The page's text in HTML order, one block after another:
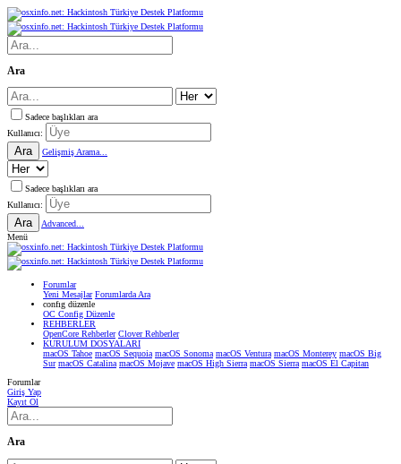
Ara
Sadece başlıkları ara
Kullanıcı:
Ara Gelişmiş Arama...
Sadece başlıkları ara
Kullanıcı:
Ara
Advanced...
Menü
Forumlar
Yeni Mesajlar Forumlarda Ara
confıg düzenle
OC Config Düzenle
REHBERLER
OpenCore Rehberler Clover Rehberler
KURULUM DOSYALARI
macOS Tahoe macOS Sequoia macOS Sonoma macOS Ventura macOS Monterey macOS Big
Sur macOS Catalina macOS Mojave macOS High Sierra macOS Sierra macOS El Capitan
Forumlar
Giriş Yap
Kayıt Ol
Ara